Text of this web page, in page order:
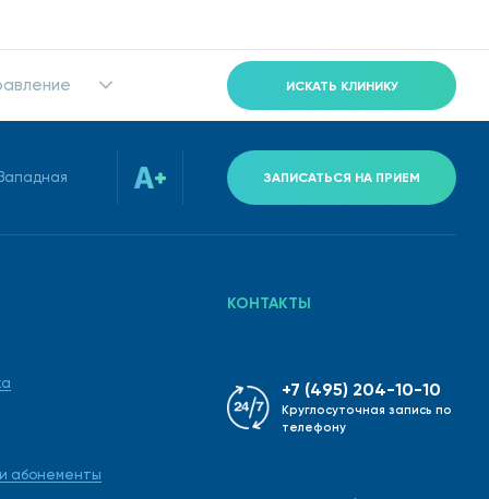
ИСКАТЬ КЛИНИКУ
ЗАПИСАТЬСЯ НА ПРИЕМ
абонементы
КОНТАКТЫ
+7 (495) 204-10-10
Круглосуточная запись по
телефону